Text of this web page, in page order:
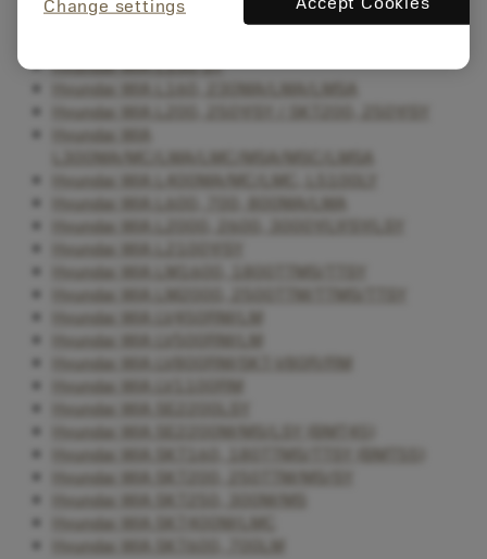
Hyundai WIA HD2600, 3100M-Y-YA-SY-SYA (BMT65)
Hyundai WIA L150 SY
Hyundai WIA L160, 230MA/LMA/LMSA
Hyundai WIA L200, 250Y/SY / SKT200, 250Y/SY
Hyundai WIA
Hyundai WIA L400MA/MC/LMC, L5100LY
Hyundai WIA L600, 700, 800MA/LMA
Hyundai WIA L2000, 2600, 3000Y/LY/SY/LSY
Hyundai WIA L2100Y/SY
Hyundai WIA LM1600, 1800TTMS/TTSY
Hyundai WIA LM2000, 2500TTM/TTMS/TTSY
Hyundai WIA LV450RM/LM
Hyundai WIA LV500RM/LM
Hyundai WIA LV800RM/SKT-V80R/RM
Hyundai WIA LV1100RM
Hyundai WIA SE2200LSY
Hyundai WIA SE2200M/MS/LSY (BMT45)
Hyundai WIA SKT160, 180TTMS/TTSY (BMT55)
Hyundai WIA SKT200, 250TTM/MS/SY
Hyundai WIA SKT250, 300M/MS
Hyundai WIA SKT400M/LMC
Hyundai WIA SKT600, 700LM
Change settings